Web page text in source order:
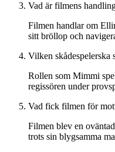
Vad är filmens
Filmen handlar om
sitt bröllop och
Vilken skådespelerska
Rollen som Mimmi
regissören under
Vad fick filmen för
Filmen blev en
trots sin blygsamma